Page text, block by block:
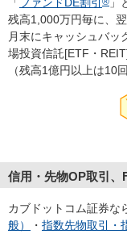
「 ファンドDE割引
」
残高1,000万円毎に、
月末にキャッシュバッ
場投資信託[ETF・
（残高1億円以上は10
信用・先物OP取引、
カブドットコム証券な
般）
・ 指数先物取引・